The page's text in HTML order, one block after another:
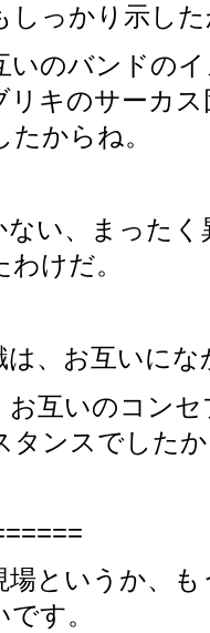
しっかり示し
いのバンドの
リキのサーカ
からね。
い、まったく
けだ。
は、お互いに
お互いのコン
タンスでした
というか、も
す。